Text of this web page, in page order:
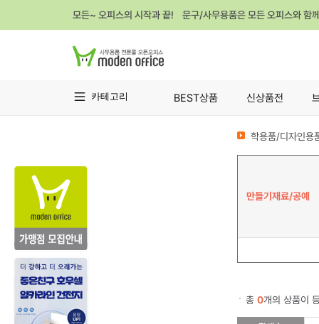
모든~ 오피스의 시작과 끝! 문구/사무용품은 모든 오피스와 함
카테고리 BEST상품 신상품전
학용품/디자인용
만들기재료/공예
총 0개의 상품이